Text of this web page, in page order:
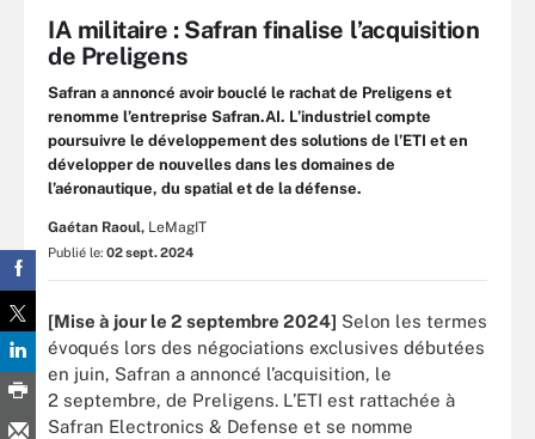
IA militaire : Safran finalise l’acquisition
de Preligens
Safran a annoncé avoir bouclé le rachat de Preligens et
renomme l’entreprise Safran.AI. L’industriel compte
poursuivre le développement des solutions de l’ETI et en
développer de nouvelles dans les domaines de
l’aéronautique, du spatial et de la défense.
Gaétan Raoul, LeMagIT
Publié le: 02 sept. 2024
[Mise à jour le 2 septembre 2024] Selon les termes
évoqués lors des négociations exclusives débutées
en juin, Safran a annoncé l’acquisition, le
2 septembre, de Preligens. L’ETI est rattachée à
Safran Electronics & Defense et se nomme